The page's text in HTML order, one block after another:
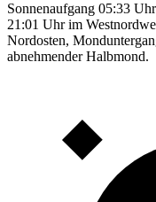
Sonnenaufgang 05:33
21:01 Uhr im
Nordosten,
abnehmender Halbmond.